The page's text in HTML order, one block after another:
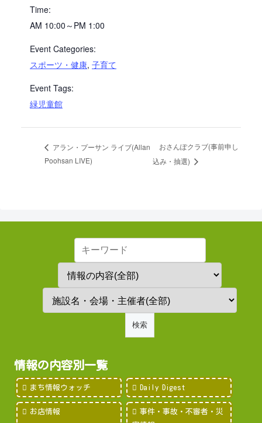
Time:
AM 10:00～PM 1:00
Event Categories:
スポーツ・健康, 子育て
Event Tags:
緑児童館
アラン・プーサン ライブ(Allan
Poohsan LIVE)
おさんぽクラブ(事前申し
込み・抽選)
情報の内容別一覧
まち情報ウォッチ Daily Digest
お店情報
事件・事故・不審者・災